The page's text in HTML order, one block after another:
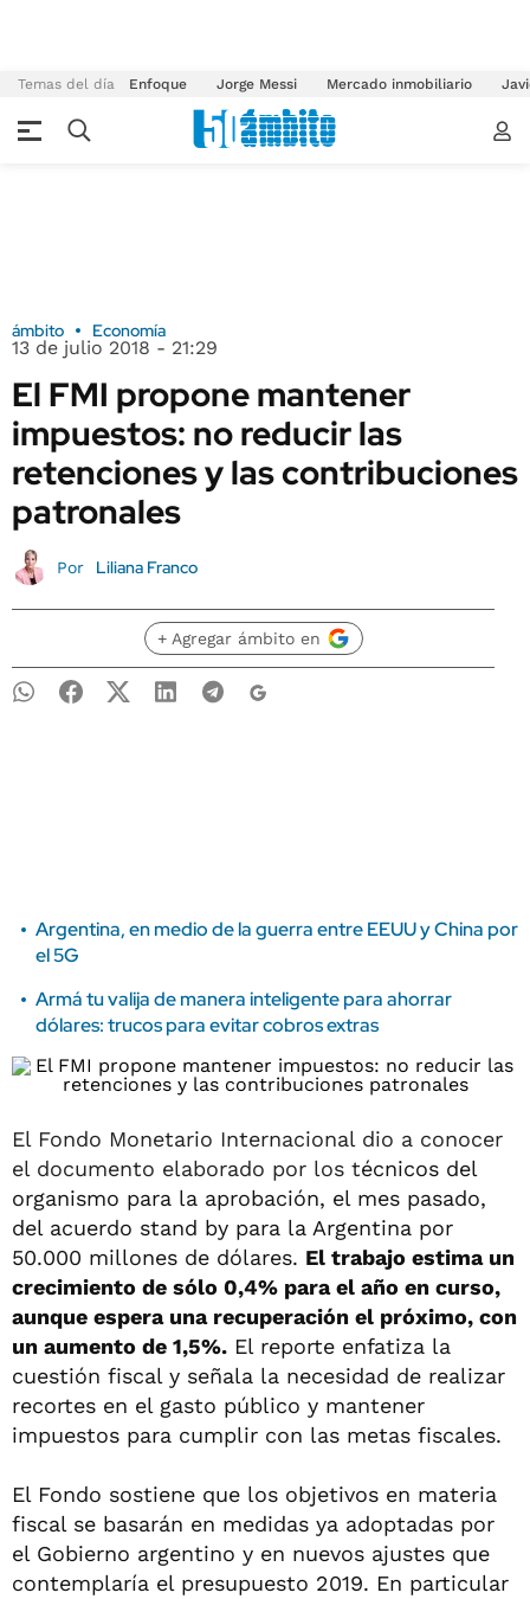
Temas del día Enfoque Jorge Messi Mercado inmobiliario
ámbito Economía
13 de julio 2018 - 21:29
El FMI propone mantener
impuestos: no reducir las
retenciones y las contribuciones
patronales
Por Liliana Franco
+ Agregar ámbito en
Argentina, en medio de la guerra entre EEUU y China por
el 5G
Armá tu valija de manera inteligente para ahorrar
dólares: trucos para evitar cobros extras
El Fondo Monetario Internacional dio a conocer
el documento elaborado por los técnicos del
organismo para la aprobación, el mes pasado,
del acuerdo stand by para la Argentina por
50.000 millones de dólares. El trabajo estima un
crecimiento de sólo 0,4% para el año en curso,
aunque espera una recuperación el próximo, con
un aumento de 1,5%. El reporte enfatiza la
cuestión fiscal y señala la necesidad de realizar
recortes en el gasto público y mantener
impuestos para cumplir con las metas fiscales.
El Fondo sostiene que los objetivos en materia
fiscal se basarán en medidas ya adoptadas por
el Gobierno argentino y en nuevos ajustes que
contemplaría el presupuesto 2019. En particular